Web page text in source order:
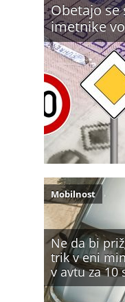
Obetajo se
imetnike
Ne da bi
trik v eni
v avtu za 10
Mobilnost